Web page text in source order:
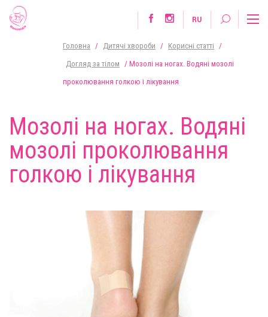
RU
Головна / Дитячі хвороби / Корисні статті
/
Догляд за тілом
/ Мозолі на ногах. Водяні мозолі
проколювання голкою і лікування
Мозолі на ногах. Водяні
мозолі проколювання
голкою і лікування